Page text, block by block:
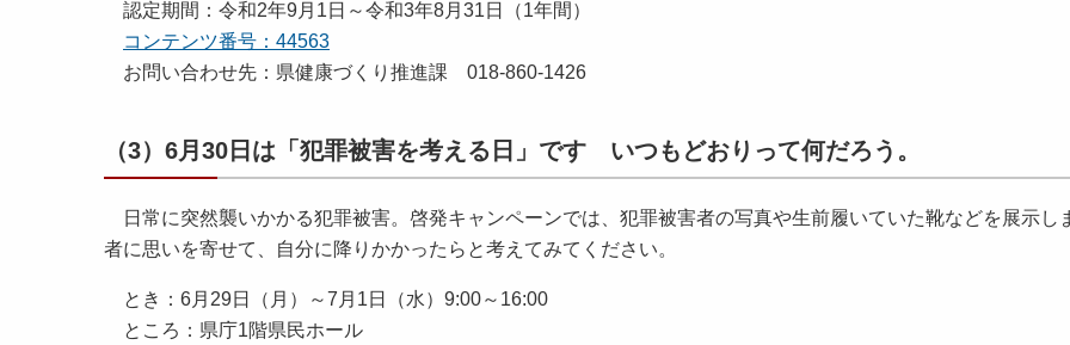
認定期間：令和2年9月1日～令和3年8月31日（1年間）
コンテンツ番号：44563
お問い合わせ先：県健康づくり推進課 018-860-1426
（3）6月30日は「犯罪被害を考える日」です いつもどおりって何だろう。
日常に突然襲いかかる犯罪被害。啓発キャンペーンでは、犯罪被害者の写真や生前履いていた靴などを展示し
者に思いを寄せて、自分に降りかかったらと考えてみてください。
とき：6月29日（月）～7月1日（水）9:00～16:00
ところ：県庁1階県民ホール